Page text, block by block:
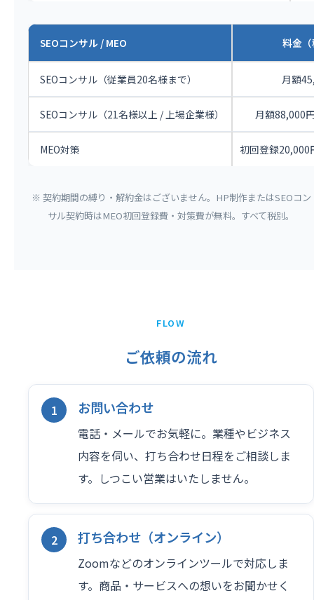
SEOコンサル / MEO 料金
SEOコンサル（従業員20名様まで） 月額
SEOコンサル（21名様以上 / 上場企業様） 月額88,000
MEO対策 初回登録20,000
※ 契約期間の縛り・解約金はございません。HP制作またはSEOコン
サル契約時はMEO初回登録費・対策費が無料。すべて税別。
FLOW
ご依頼の流れ
お問い合わせ
電話・メールでお気軽に。業種やビジネス
内容を伺い、打ち合わせ日程をご相談しま
す。しつこい営業はいたしません。
打ち合わせ（オンライン）
Zoomなどのオンラインツールで対応しま
す。商品・サービスへの想いをお聞かせく